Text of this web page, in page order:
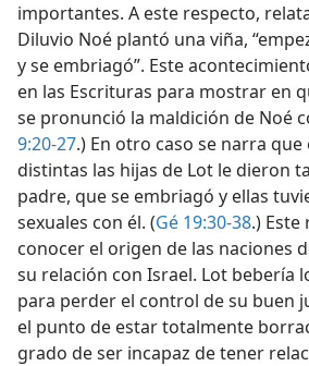
importantes. A este respecto,
Diluvio Noé plantó una viña,
y se embriagó”. Este
en las Escrituras para mostrar en
se pronunció la maldición de Noé
9:20-27.) En otro caso se narra
distintas las hijas de Lot le dieron
padre, que se embriagó y ellas
sexuales con él. (Gé 19:30-38.) Este
conocer el origen de las naciones
su relación con Israel. Lot bebería
para perder el control de su buen
el punto de estar totalmente
grado de ser incapaz de tener